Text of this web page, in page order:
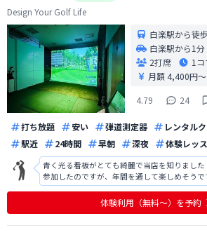
Design Your Golf Life
白楽駅から徒
白楽駅から1分
2打席
1コ
月額 4,400円〜
4.79
24
打ち放題 安い 弾道測定器 レンタル
駅近
24時間 早朝 深夜 体験レッ
青く光る看板がとても綺麗で当店を知りました シミュレーター内コンペに
参加したのですが、年間を通して楽しめそうです♪ リアルイベント
ペにも行ってみたいです！
体験利用（無料〜）を予約